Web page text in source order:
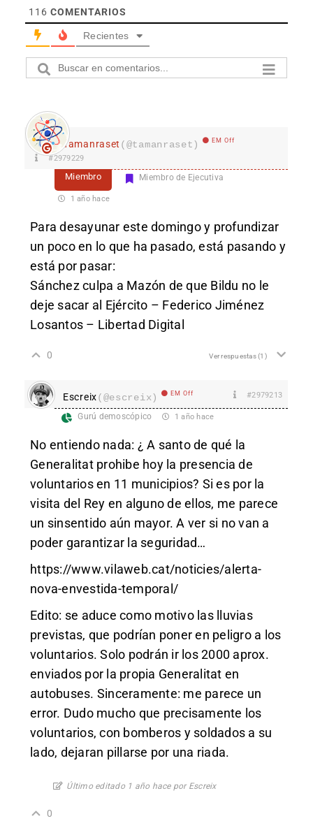
116 COMENTARIOS
Recientes
Tamanraset (@tamanraset) EM Off
#2979229
Miembro Miembro de Ejecutiva
1 año hace
Para desayunar este domingo y profundizar
un poco en lo que ha pasado, está pasando y
está por pasar:
Sánchez culpa a Mazón de que Bildu no le
deje sacar al Ejército – Federico Jiménez
Losantos – Libertad Digital
0 Ver respuestas(1)
Escreix(@escreix) EM Off #2979213
Gurú demoscópico 1 año hace
No entiendo nada: ¿ A santo de qué la
Generalitat prohibe hoy la presencia de
voluntarios en 11 municipios? Si es por la
visita del Rey en alguno de ellos, me parece
un sinsentido aún mayor. A ver si no van a
poder garantizar la seguridad…
https://www.vilaweb.cat/noticies/alerta-
nova-envestida-temporal/
Edito: se aduce como motivo las lluvias
previstas, que podrían poner en peligro a los
voluntarios. Solo podrán ir los 2000 aprox.
enviados por la propia Generalitat en
autobuses. Sinceramente: me parece un
error. Dudo mucho que precisamente los
voluntarios, con bomberos y soldados a su
lado, dejaran pillarse por una riada.
Último editado 1 año hace por Escreix
0